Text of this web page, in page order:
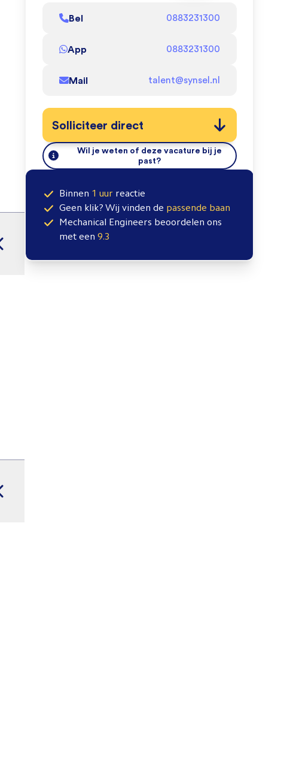
Bel 0883231300
App 0883231300
Mail talent@synsel.nl
Solliciteer direct
Wil je weten of deze vacature bij je
past?
Binnen 1 uur reactie
Geen klik? Wij vinden de passende baan
Mechanical Engineers beoordelen ons
met een 9.3